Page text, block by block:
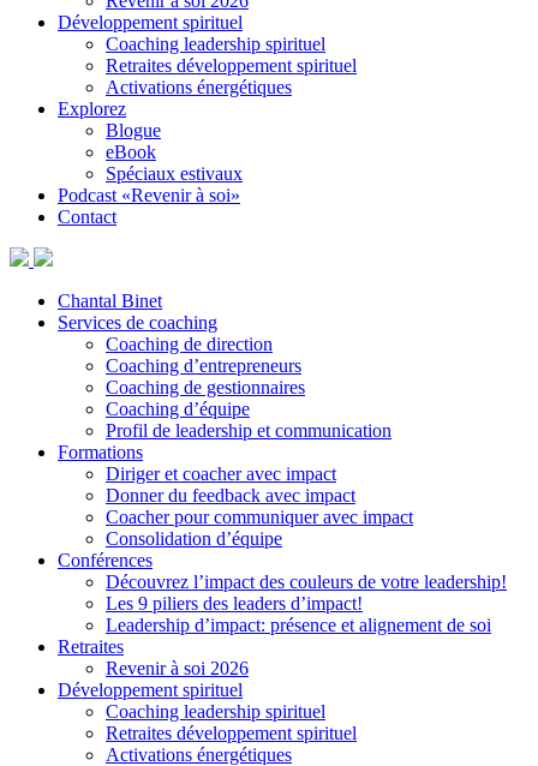
Développement spirituel
Coaching leadership spirituel
Retraites développement spirituel
Activations énergétiques
Explorez
Blogue
eBook
Spéciaux estivaux
Podcast «Revenir à soi»
Contact
Chantal Binet
Services de coaching
Coaching de direction
Coaching d’entrepreneurs
Coaching de gestionnaires
Coaching d’équipe
Profil de leadership et communication
Formations
Diriger et coacher avec impact
Donner du feedback avec impact
Coacher pour communiquer avec impact
Consolidation d’équipe
Conférences
Découvrez l’impact des couleurs de votre leadership!
Les 9 piliers des leaders d’impact!
Leadership d’impact: présence et alignement de soi
Retraites
Revenir à soi 2026
Développement spirituel
Coaching leadership spirituel
Retraites développement spirituel
Activations énergétiques